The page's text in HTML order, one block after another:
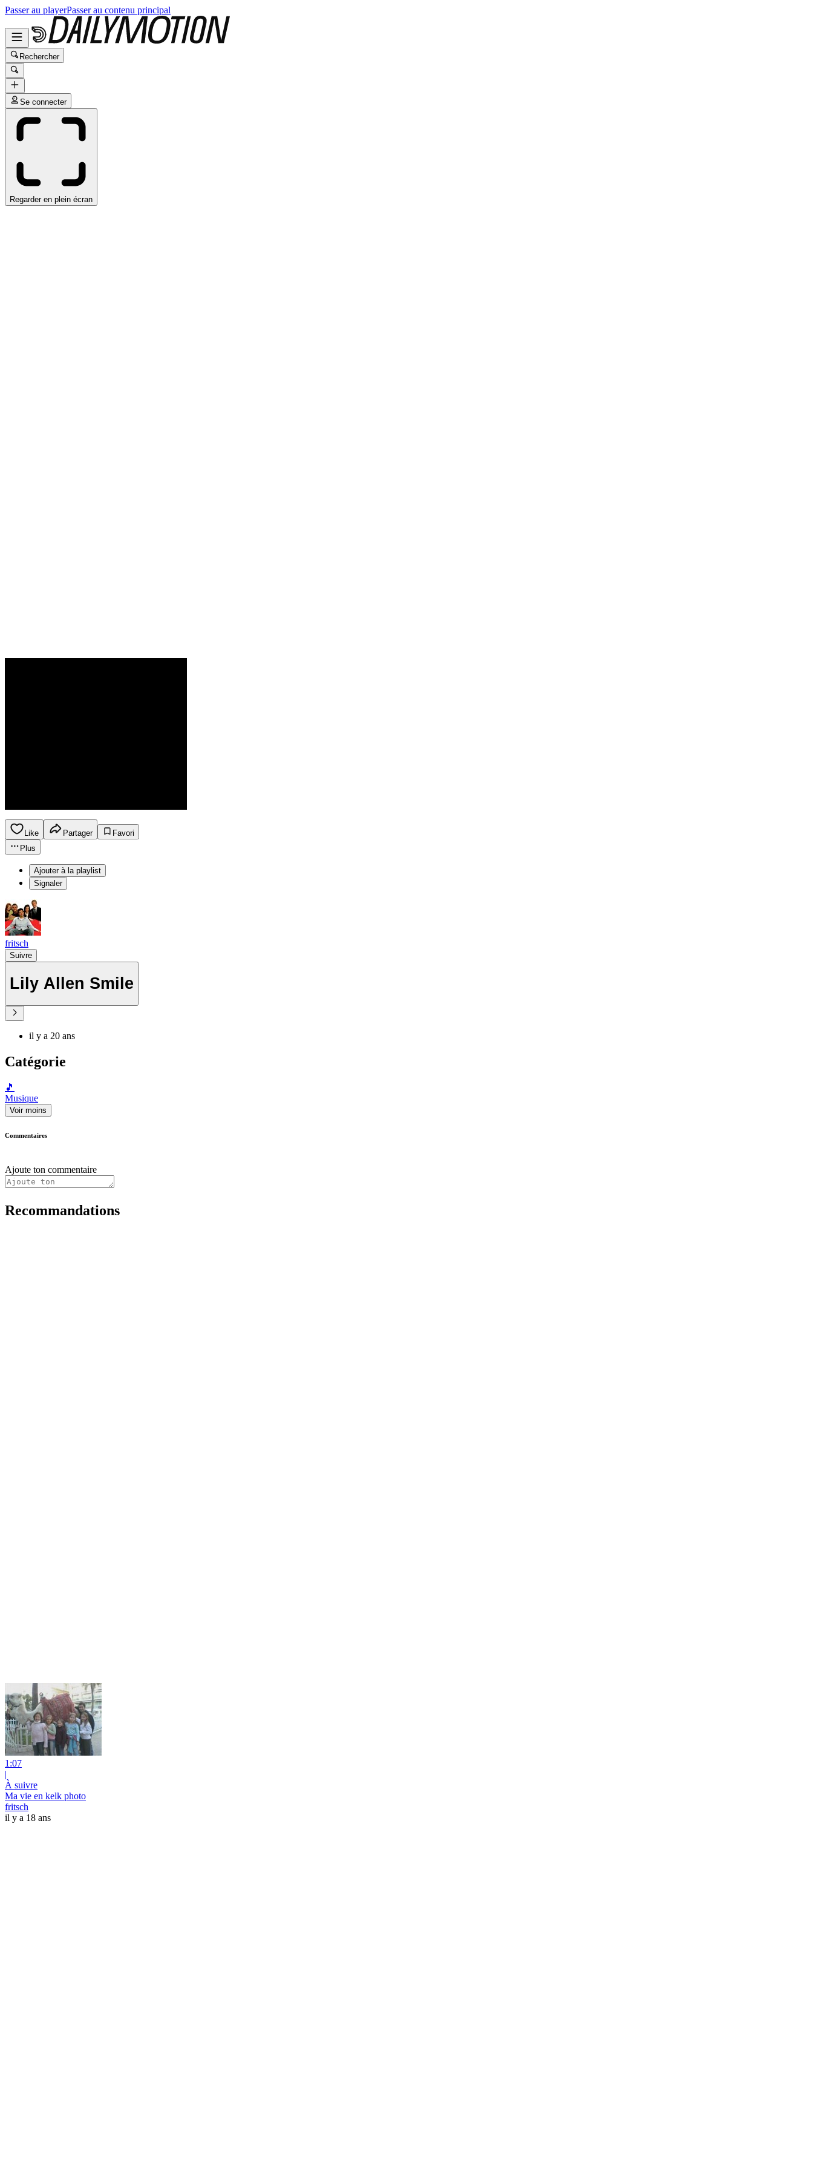
Passer au playerPasser au contenu principal
Rechercher
Se connecter
Regarder en plein écran
Like Partager
Favori
Plus
Ajouter à la playlist
Signaler
fritsch
Suivre
Lily Allen Smile
il y a 20 ans
Catégorie
🎵
Musique
Voir moins
Commentaires
Ajoute ton commentaire
Recommandations
1:07
|
À suivre
Ma vie en kelk photo
fritsch
il y a 18 ans